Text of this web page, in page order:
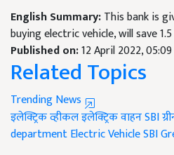
English Summary:This bank is
buying electric vehicle, will save
Published on:12 April 2022,
Related Topics
Trending News
इलेक्ट्रिक व्हीकलइलेक्ट्रिक वाहनSBI
departmentElectric VehicleSBI